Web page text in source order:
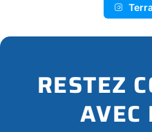
RESTEZ
AVEC